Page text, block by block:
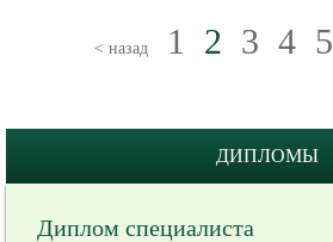
< назад 1 2 3 4 5
ДИПЛОМЫ
Диплом специалиста